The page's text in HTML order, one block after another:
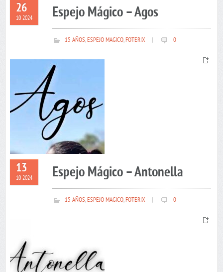
26
10 2024 Espejo Mágico – Agos
15 AÑOS,ESPEJO MAGICO,FOTERIX 0
13
10 2024 Espejo Mágico – Antonella
15 AÑOS,ESPEJO MAGICO,FOTERIX 0